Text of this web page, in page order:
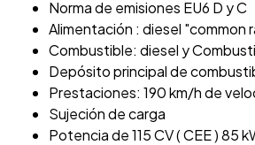
Norma de emisiones EU6 D y C
Alimentación : diesel "common
Combustible: diesel y
Depósito principal de
Prestaciones: 190 km/h de
Sujeción de carga
Potencia de 115 CV ( CEE ) 85